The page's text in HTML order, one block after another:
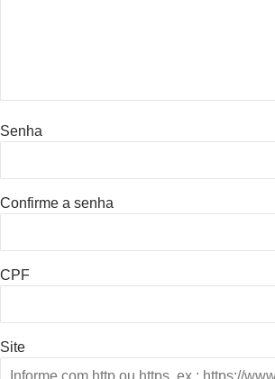
Senha
Confirme a senha
CPF
Site